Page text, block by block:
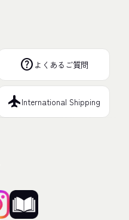
help よくあるご質問
flightInternational Shipping